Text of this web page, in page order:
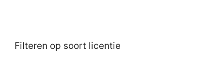
Filteren op soort licentie